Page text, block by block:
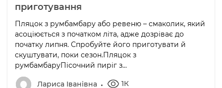
приготування
Пляцок з румбамбару або ревеню – смаколик, який
асоціюється з початком літа, адже дозріває до
початку липня. Спробуйте його приготувати й
скуштувати, поки сезон.Пляцок з
румбамбаруПісочний пиріг з...
Лариса Іванівна 1К